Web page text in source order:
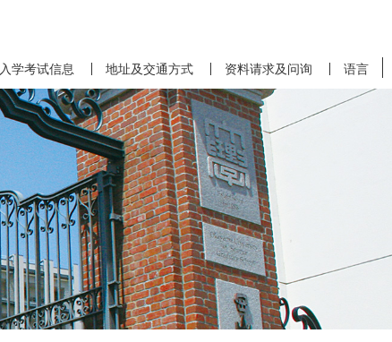
入学考试信息 地址及交通方式 资料请求及问询 语言